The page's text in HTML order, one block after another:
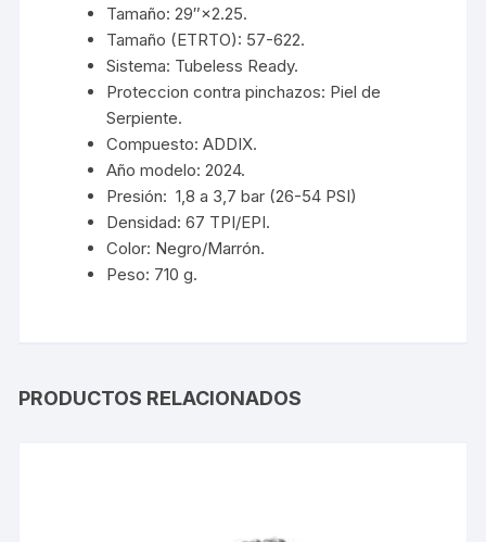
Tamaño: 29″×2.25.
Tamaño (ETRTO): 57-622.
Sistema: Tubeless Ready.
Proteccion contra pinchazos: Piel de
Serpiente.
Compuesto: ADDIX.
Año modelo: 2024.
Presión: 1,8 a 3,7 bar (26-54 PSI)
Densidad: 67 TPI/EPI.
Color: Negro/Marrón.
Peso: 710 g.
PRODUCTOS RELACIONADOS